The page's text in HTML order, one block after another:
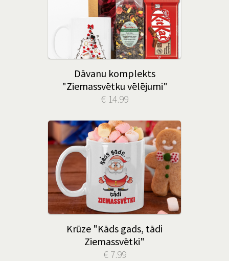
Dāvanu komplekts
"Ziemassvētku vēlējumi"
€ 14.99
Krūze "Kāds gads, tādi
Ziemassvētki"
€ 7.99